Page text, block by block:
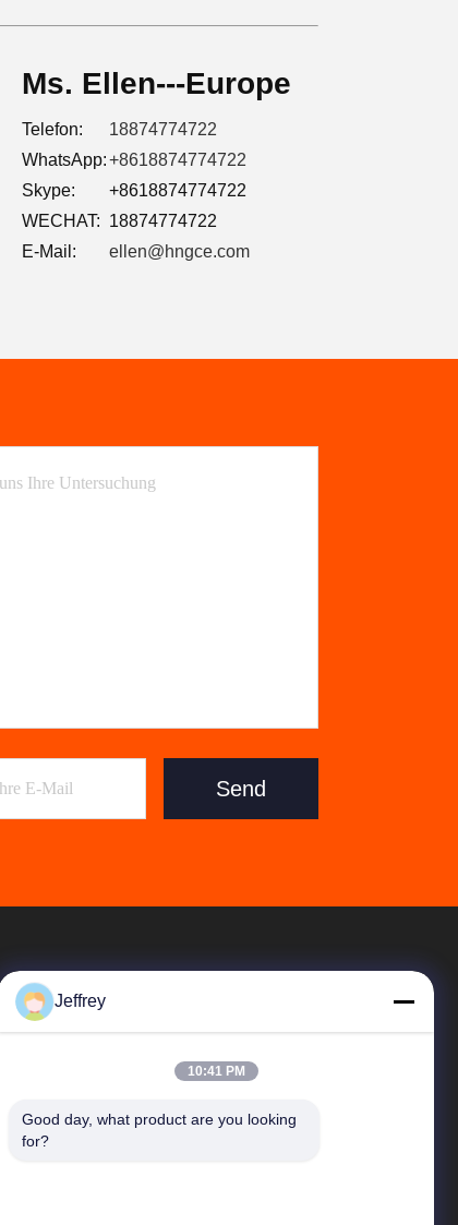
Ms. Ellen---Europe
Telefon:
18874774722
WhatsApp:+8618874774722
Skype:
+8618874774722
WECHAT: 18874774722
E-Mail:
ellen@hngce.com
Send
Schnelle Verbindungen
Jeffrey
10:41 PM
Good day, what product are you looking
for?